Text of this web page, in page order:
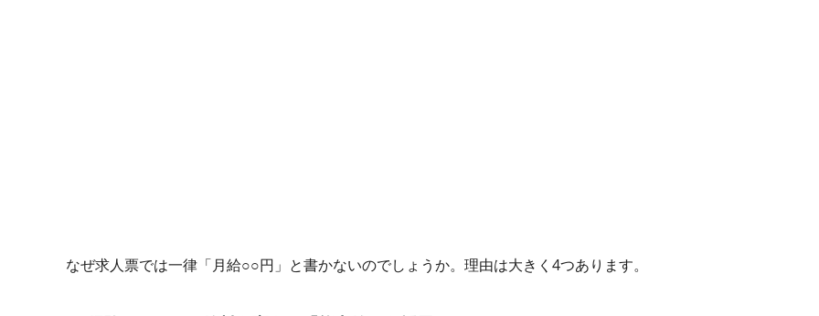
なぜ求人票では一律「月給○○円」と書かないのでしょうか。理由は大きく4つあります。